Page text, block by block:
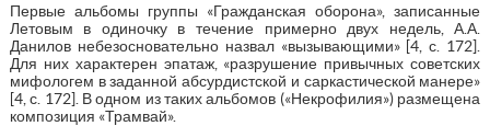
Первые альбомы группы «Гражданская оборона», записанные
Летовым в одиночку в течение примерно двух недель, А.А.
Данилов небезосновательно назвал «вызывающими» [4, с. 172].
Для них характерен эпатаж, «разрушение привычных советских
мифологем в заданной абсурдистской и саркастической манере»
[4, с. 172]. В одном из таких альбомов («Некрофилия») размещена
композиция «Трамвай».